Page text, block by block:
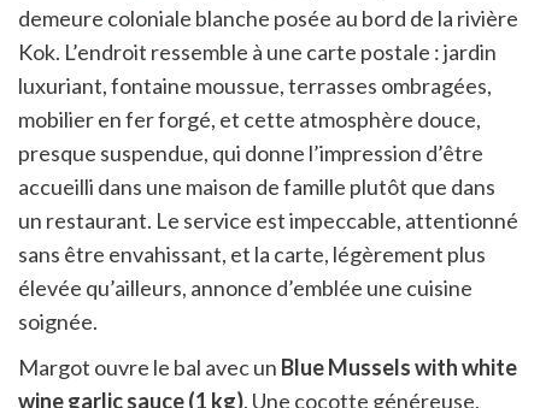
demeure coloniale blanche posée au bord de la rivière
Kok. L’endroit ressemble à une carte postale : jardin
luxuriant, fontaine moussue, terrasses ombragées,
mobilier en fer forgé, et cette atmosphère douce,
presque suspendue, qui donne l’impression d’être
accueilli dans une maison de famille plutôt que dans
un restaurant. Le service est impeccable, attentionné
sans être envahissant, et la carte, légèrement plus
élevée qu’ailleurs, annonce d’emblée une cuisine
soignée.
Margot ouvre le bal avec un Blue Mussels with white
wine garlic sauce (1 kg). Une cocotte généreuse,